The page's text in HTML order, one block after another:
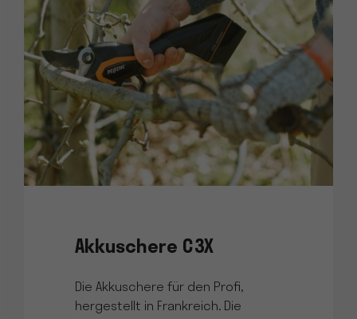
Akkuschere C3X
Die Akkuschere für den Profi,
hergestellt in Frankreich. Die